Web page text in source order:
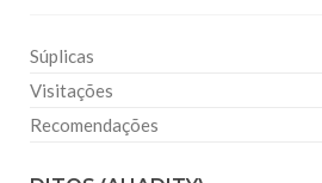
Súplicas
Visitações
Recomendações